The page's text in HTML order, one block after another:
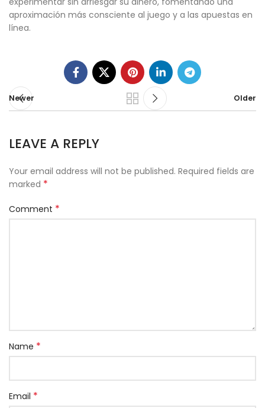
aproximación más consciente al juego y a las apuestas en
línea.
Newer Older
LEAVE A REPLY
Your email address will not be published. Required fields are
marked *
Comment *
Name *
Email *